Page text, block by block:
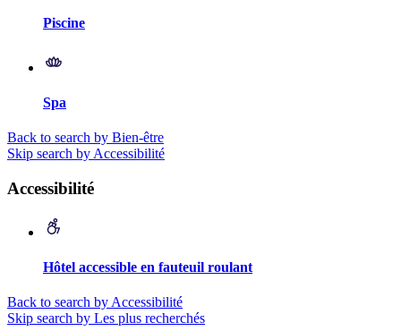
Piscine
Spa
Back to search by Bien-être
Skip search by Accessibilité
Accessibilité
Hôtel accessible en fauteuil roulant
Back to search by Accessibilité
Skip search by Les plus recherchés